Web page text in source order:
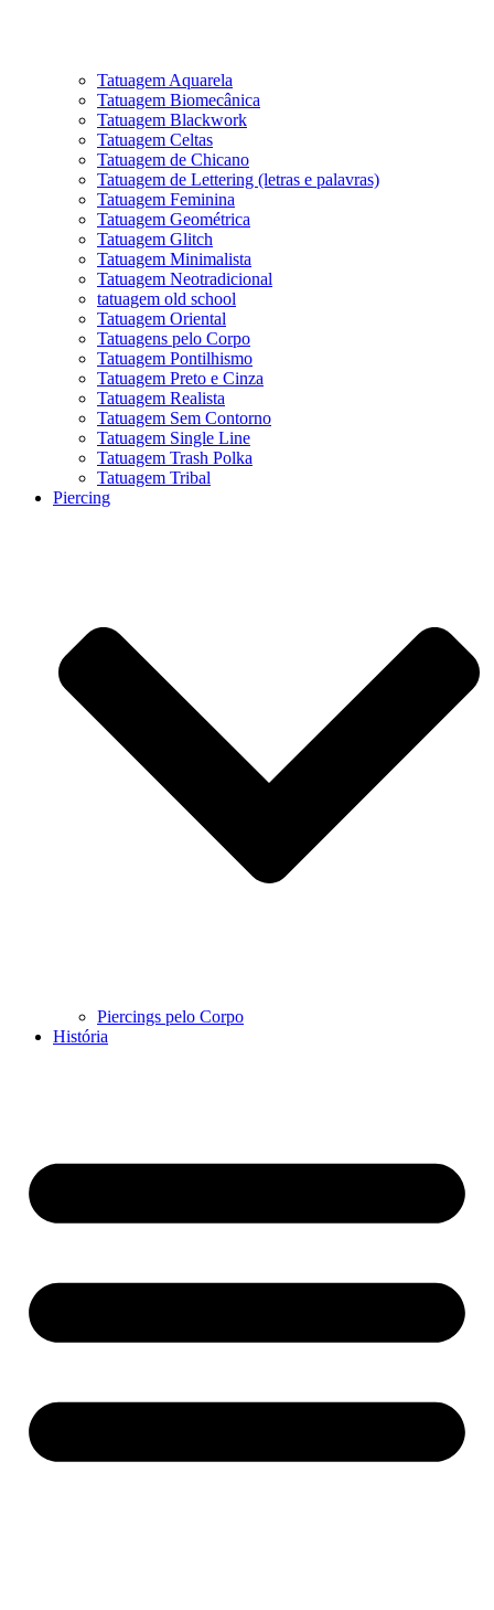
Tatuagem Aquarela
Tatuagem Biomecânica
Tatuagem Blackwork
Tatuagem Celtas
Tatuagem de Chicano
Tatuagem de Lettering (letras e palavras)
Tatuagem Feminina
Tatuagem Geométrica
Tatuagem Glitch
Tatuagem Minimalista
Tatuagem Neotradicional
tatuagem old school
Tatuagem Oriental
Tatuagens pelo Corpo
Tatuagem Pontilhismo
Tatuagem Preto e Cinza
Tatuagem Realista
Tatuagem Sem Contorno
Tatuagem Single Line
Tatuagem Trash Polka
Tatuagem Tribal
Piercing
Piercings pelo Corpo
História